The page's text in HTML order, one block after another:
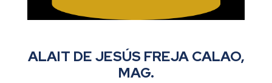
ALAIT DE JESÚS FREJA CALAO,
MAG.